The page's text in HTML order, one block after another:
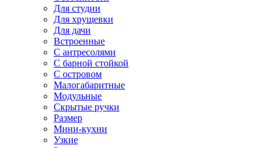
Для студии
Для хрущевки
Для дачи
Встроенные
С антресолями
С барной стойкой
С островом
Малогабаритные
Модульные
Скрытые ручки
Размер
Мини-кухни
Узкие